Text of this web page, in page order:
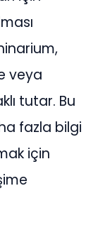
veya
tutar. Bu
fazla bilgi
için